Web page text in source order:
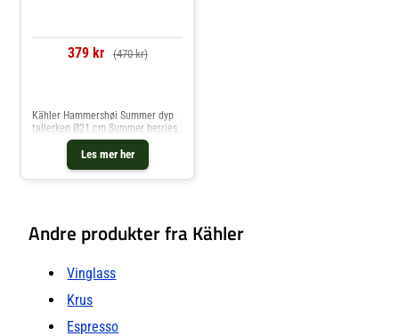
379 kr (470 kr)
Les mer her
Kähler Hammershøi Summer dyp
tallerken Ø21 cm Summer berries
Andre produkter fra Kähler
Vinglass
Krus
Espresso